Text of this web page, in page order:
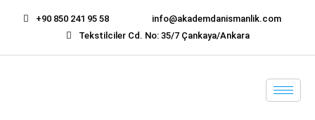
+90 850 241 95 58
info@akademdanismanlik.com
Tekstilciler Cd. No: 35/7 Çankaya/Ankara